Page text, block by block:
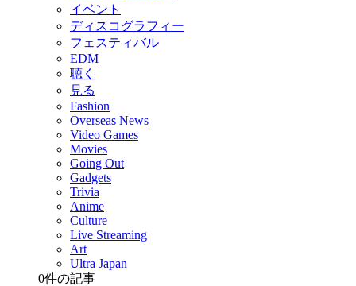
イベント
ディスコグラフィー
フェスティバル
EDM
聴く
見る
Fashion
Overseas News
Video Games
Movies
Going Out
Gadgets
Trivia
Anime
Culture
Live Streaming
Art
Ultra Japan
0件の記事